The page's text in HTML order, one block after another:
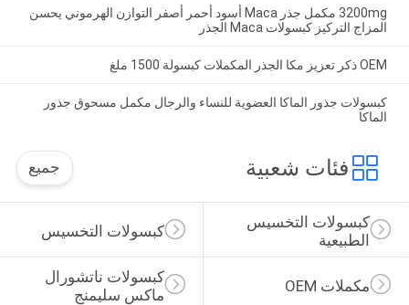
3200mg مكمل جذر Maca أسود أحمر أصفر التوازن الهرموني يحسن
المزاج التركيز كبسولات Maca الجذر
OEM ذكر تعزيز مكا الجذر المكملات كبسولة 1500 ملغ
كبسولات جذور الماكا العضوية للنساء والرجال مكمل مسحوق جذور
الماكا
فئات شعبية جميع
كبسولات التخسيس
كبسولات التخسيس
الطبيعية
كبسولات ناتشورال
ماكس سليمنج
مكملات OEM